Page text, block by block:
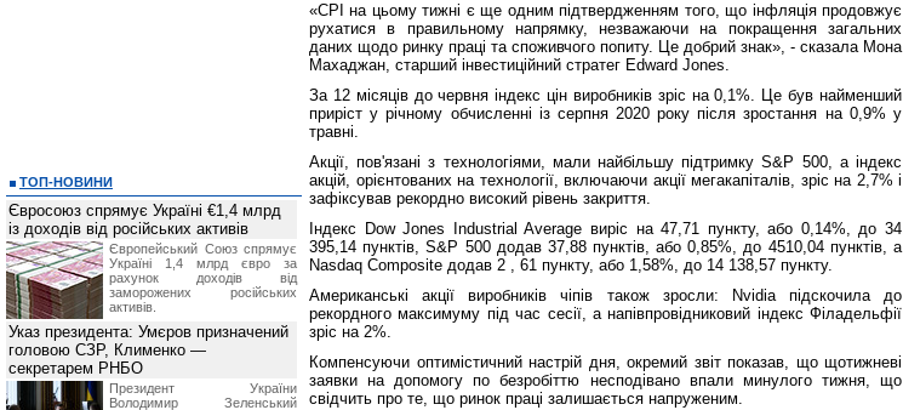
«CPI на цьому тижні є ще одним підтвердженням того, що інфляція продовжує
рухатися в правильному напрямку, незважаючи на покращення загальних
даних щодо ринку праці та споживчого попиту. Це добрий знак», - сказала Мона
Махаджан, старший інвестиційний стратег Edward Jones.
За 12 місяців до червня індекс цін виробників зріс на 0,1%. Це був найменший
приріст у річному обчисленні із серпня 2020 року після зростання на 0,9% у
травні.
Акції, пов'язані з технологіями, мали найбільшу підтримку S&P 500, а індекс
акцій, орієнтованих на технології, включаючи акції мегакапіталів, зріс на 2,7% і
зафіксував рекордно високий рівень закриття.
Індекс Dow Jones Industrial Average виріс на 47,71 пункту, або 0,14%, до 34
395,14 пунктів, S&P 500 додав 37,88 пунктів, або 0,85%, до 4510,04 пунктів, а
Nasdaq Composite додав 2 , 61 пункту, або 1,58%, до 14 138,57 пункту.
Американські акції виробників чіпів також зросли: Nvidia підскочила до
рекордного максимуму під час сесії, а напівпровідниковий індекс Філадельфії
зріс на 2%.
Компенсуючи оптимістичний настрій дня, окремий звіт показав, що щотижневі
заявки на допомогу по безробіттю несподівано впали минулого тижня, що
свідчить про те, що ринок праці залишається напруженим.
ТОП-НОВИНИ
Євросоюз спрямує Україні €1,4 млрд
із доходів від російських активів
Європейський Союз спрямує
Україні 1,4 млрд євро за
рахунок доходів від
заморожених російських
активів.
Указ президента: Умєров призначений
головою СЗР, Клименко —
секретарем РНБО
Президент України
Володимир Зеленський